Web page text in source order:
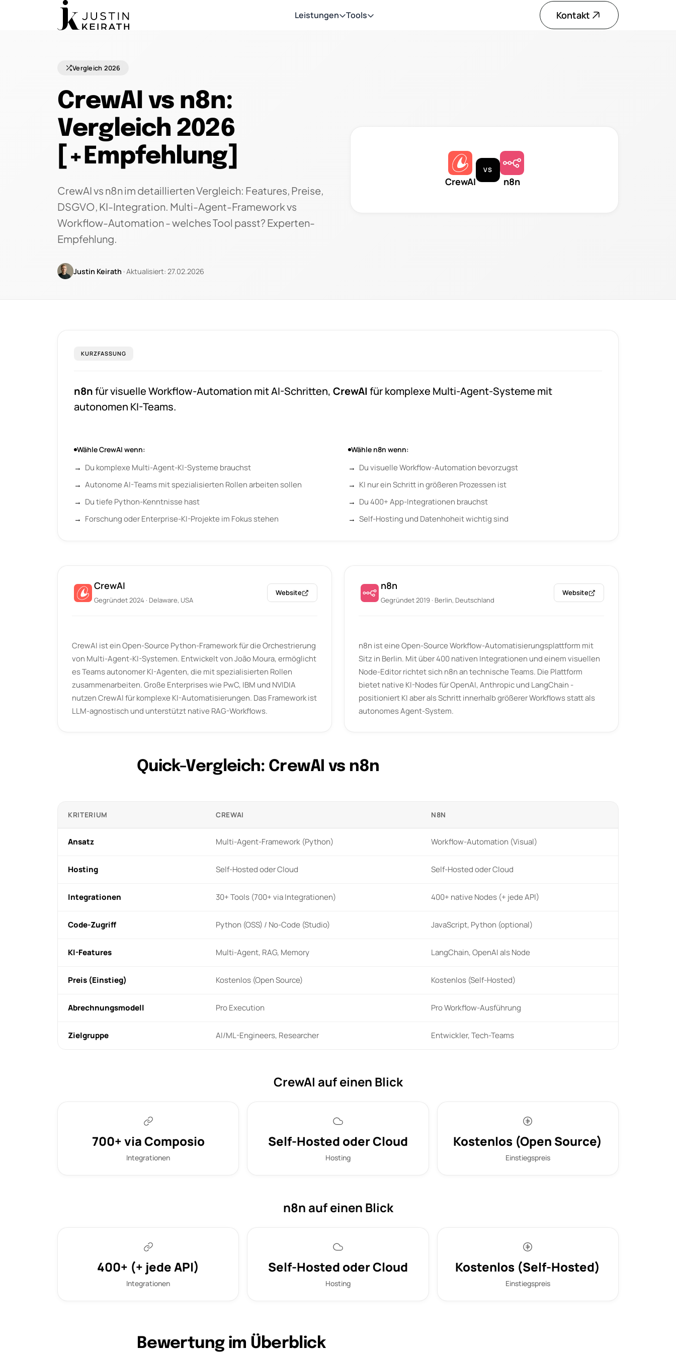
Leistungen Tools Kontakt
Vergleich 2026
CrewAI vs n8n:
Vergleich 2026
[+Empfehlung]
CrewAI vs n8n im detaillierten Vergleich: Features, Preise,
DSGVO, KI-Integration. Multi-Agent-Framework vs
Workflow-Automation - welches Tool passt? Experten-
Empfehlung.
Justin Keirath •Aktualisiert: 27.02.2026
CrewAI
VS
n8n
KURZFASSUNG
n8nfür visuelle Workflow-Automation mit AI-Schritten, CrewAI für komplexe Multi-Agent-Systeme mit
autonomen KI-Teams.
Wähle CrewAI wenn:
Du komplexe Multi-Agent-KI-Systeme brauchst
Autonome AI-Teams mit spezialisierten Rollen arbeiten sollen
Du tiefe Python-Kenntnisse hast
Forschung oder Enterprise-KI-Projekte im Fokus stehen
Wähle n8n wenn:
Du visuelle Workflow-Automation bevorzugst
KI nur ein Schritt in größeren Prozessen ist
Du 400+ App-Integrationen brauchst
Self-Hosting und Datenhoheit wichtig sind
CrewAI
Gegründet 2024 · Delaware, USA
Website
CrewAI ist ein Open-Source Python-Framework für die Orchestrierung
von Multi-Agent-KI-Systemen. Entwickelt von João Moura, ermöglicht
es Teams autonomer KI-Agenten, die mit spezialisierten Rollen
zusammenarbeiten. Große Enterprises wie PwC, IBM und NVIDIA
nutzen CrewAI für komplexe KI-Automatisierungen. Das Framework ist
n8n
Gegründet 2019 · Berlin, Deutschland
Website
n8n ist eine Open-Source Workflow-Automatisierungsplattform mit
Sitz in Berlin. Mit über 400 nativen Integrationen und einem visuellen
Node-Editor richtet sich n8n an technische Teams. Die Plattform
bietet native KI-Nodes für OpenAI, Anthropic und LangChain -
positioniert KI aber als Schritt innerhalb größerer Workflows statt als
Quick-Vergleich: CrewAI vs n8n
KRITERIUM CREWAI N8N
Ansatz Multi-Agent-Framework (Python) Workflow-Automation (Visual)
Hosting Self-Hosted oder Cloud Self-Hosted oder Cloud
Integrationen 30+ Tools (700+ via Integrationen) 400+ native Nodes (+ jede API)
Code-Zugriff Python (OSS) / No-Code (Studio) JavaScript, Python (optional)
KI-Features Multi-Agent, RAG, Memory LangChain, OpenAI als Node
Preis (Einstieg) Kostenlos (Open Source) Kostenlos (Self-Hosted)
Abrechnungsmodell Pro Execution Pro Workflow-Ausführung
Zielgruppe AI/ML-Engineers, Researcher Entwickler, Tech-Teams
CrewAI auf einen Blick
700+ via Composio
Integrationen
Self-Hosted oder Cloud
Hosting
Kostenlos (Open Source)
Einstiegspreis
n8n auf einen Blick
400+ (+ jede API)
Integrationen
Self-Hosted oder Cloud
Hosting
Kostenlos (Self-Hosted)
Einstiegspreis
Bewertung im Überblick